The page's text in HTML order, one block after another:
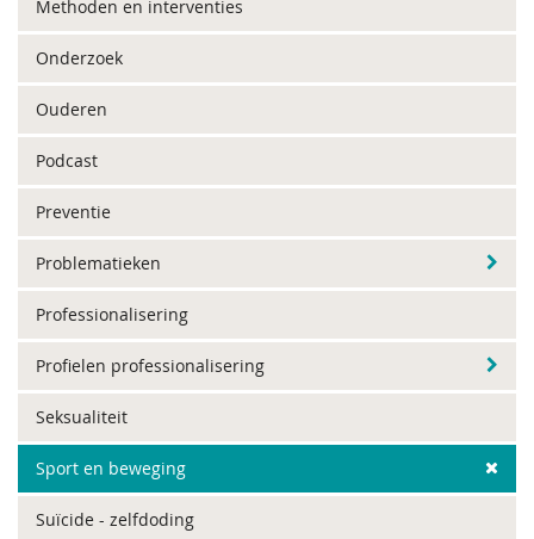
Methoden en interventies
Onderzoek
Ouderen
Podcast
Preventie
Problematieken
Professionalisering
Profielen professionalisering
Seksualiteit
Sport en beweging
Suïcide - zelfdoding